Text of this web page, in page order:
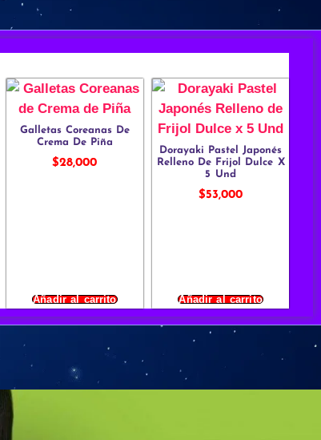
Galletas Coreanas De
Crema De Piña
$28,000
Añadir al carrito
Dorayaki Pastel Japonés
Relleno De Frijol Dulce X
5 Und
$53,000
Añadir al carrito